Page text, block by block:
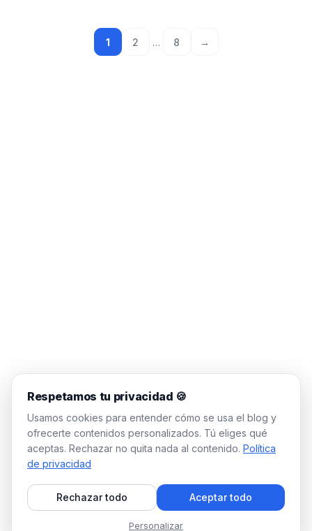
1 2 … 8 →
Respetamos tu privacidad 🍪
Usamos cookies para entender cómo se usa el blog y
ofrecerte contenidos personalizados. Tú eliges qué
aceptas. Rechazar no quita nada al contenido. Política
de privacidad
Rechazar todo Aceptar todo
Personalizar